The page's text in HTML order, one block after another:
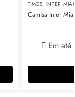
TIMES, INTER
Camisa Inter
Em